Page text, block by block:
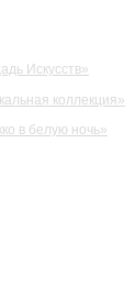
Искусств»
коллекция»
в белую ночь»